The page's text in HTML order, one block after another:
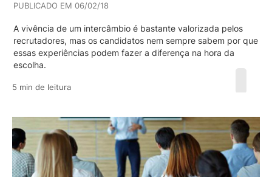
PUBLICADO EM 06/02/18
A vivência de um intercâmbio é bastante valorizada pelos
recrutadores, mas os candidatos nem sempre sabem por que
essas experiências podem fazer a diferença na hora da
escolha.
5 min de leitura